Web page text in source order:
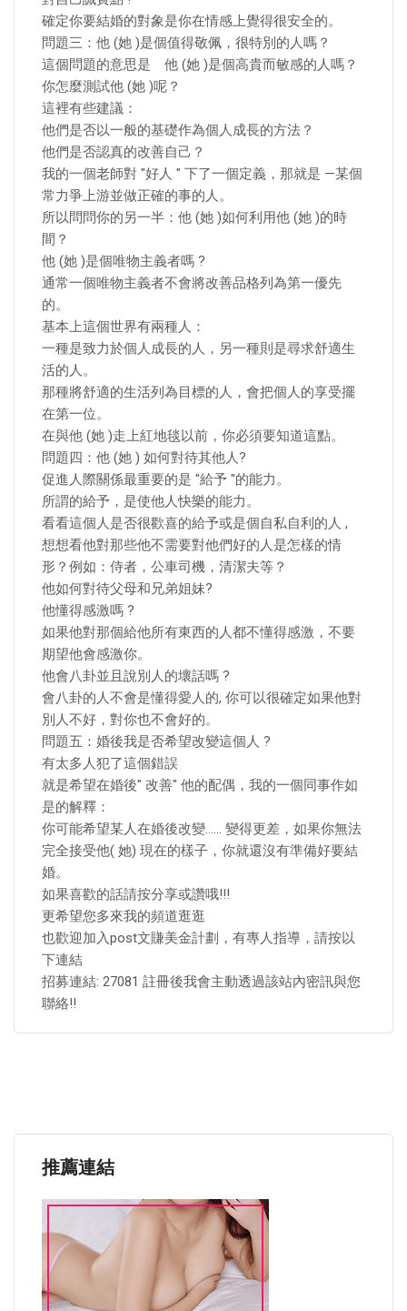
確定你要結婚的對象是你在情感上覺得很安全的。
問題三：他 (她 )是個值得敬佩，很特別的人嗎？
這個問題的意思是 他 (她 )是個高貴而敏感的人嗎？
你怎麼測試他 (她 )呢？
這裡有些建議：
他們是否以一般的基礎作為個人成長的方法？
他們是否認真的改善自己？
我的一個老師對 "好人 " 下了一個定義，那就是 —某個
常力爭上游並做正確的事的人。
所以問問你的另一半：他 (她 )如何利用他 (她 )的時
間？
他 (她 )是個唯物主義者嗎 ?
通常一個唯物主義者不會將改善品格列為第一優先
的。
基本上這個世界有兩種人：
一種是致力於個人成長的人，另一種則是尋求舒適生
活的人。
那種將舒適的生活列為目標的人，會把個人的享受擺
在第一位。
在與他 (她 )走上紅地毯以前，你必須要知道這點。
問題四：他 (她 ) 如何對待其他人?
促進人際關係最重要的是 "給予 "的能力。
所謂的給予，是使他人快樂的能力。
看看這個人是否很歡喜的給予或是個自私自利的人 ,
想想看他對那些他不需要對他們好的人是怎樣的情
形？例如：侍者，公車司機，清潔夫等？
他如何對待父母和兄弟姐妹?
他懂得感激嗎 ?
如果他對那個給他所有東西的人都不懂得感激，不要
期望他會感激你。
他會八卦並且說別人的壞話嗎 ?
會八卦的人不會是懂得愛人的, 你可以很確定如果他對
別人不好，對你也不會好的。
問題五：婚後我是否希望改變這個人 ?
有太多人犯了這個錯誤
就是希望在婚後" 改善" 他的配偶，我的一個同事作如
是的解釋：
你可能希望某人在婚後改變…… 變得更差，如果你無法
完全接受他( 她) 現在的樣子，你就還沒有準備好要結
婚。
如果喜歡的話請按分享或讚哦!!!
更希望您多來我的頻道逛逛
也歡迎加入post文賺美金計劃，有專人指導，請按以
下連結
招募連結: 27081 註冊後我會主動透過該站內密訊與您
聯絡!!
推薦連結